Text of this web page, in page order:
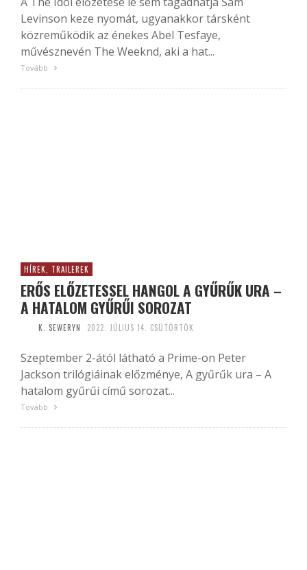
Levinson keze nyomát, ugyanakkor társként
közreműködik az énekes Abel Tesfaye,
művésznevén The Weeknd, aki a hat...
Tovább
HÍREK, TRAILEREK
ERŐS ELŐZETESSEL HANGOL A GYŰRŰK URA –
A HATALOM GYŰRŰI SOROZAT
K. SEWERYN 2022. JÚLIUS 14. CSÜTÖRTÖK
Szeptember 2-ától látható a Prime-on Peter
Jackson trilógiáinak előzménye, A gyűrűk ura – A
hatalom gyűrűi című sorozat...
Tovább